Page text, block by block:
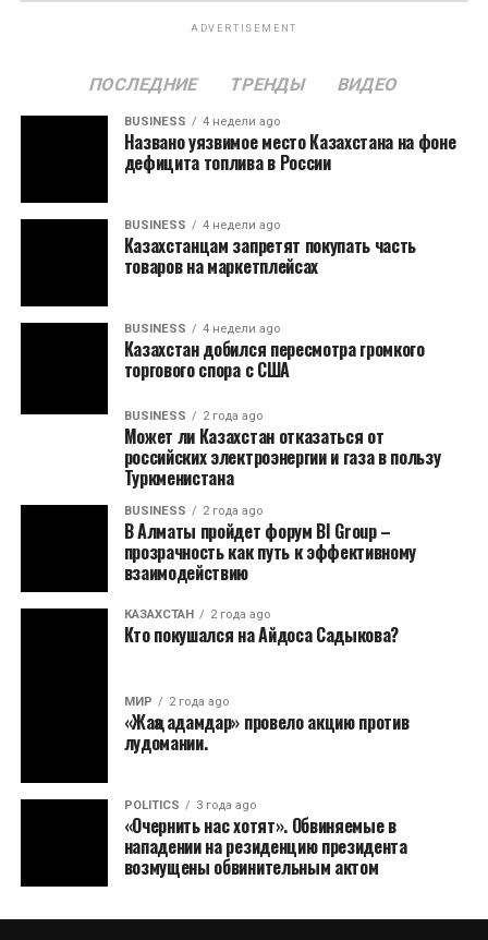
ADVERTISEMENT
ПОСЛЕДНИЕ ТРЕНДЫ ВИДЕО
BUSINESS 4 недели ago
Названо уязвимое место Казахстана на фоне
дефицита топлива в России
BUSINESS 4 недели ago
Казахстанцам запретят покупать часть
товаров на маркетплейсах
BUSINESS 4 недели ago
Казахстан добился пересмотра громкого
торгового спора с США
BUSINESS 2 года ago
Может ли Казахстан отказаться от
российских электроэнергии и газа в пользу
Туркменистана
BUSINESS 2 года ago
В Алматы пройдет форум BI Group –
прозрачность как путь к эффективному
взаимодействию
КАЗАХСТАН 2 года ago
Кто покушался на Айдоса Садыкова?
МИР 2 года ago
«Жаңа адамдар» провело акцию против
лудомании.
POLITICS 3 года ago
«Очернить нас хотят». Обвиняемые в
нападении на резиденцию президента
возмущены обвинительным актом